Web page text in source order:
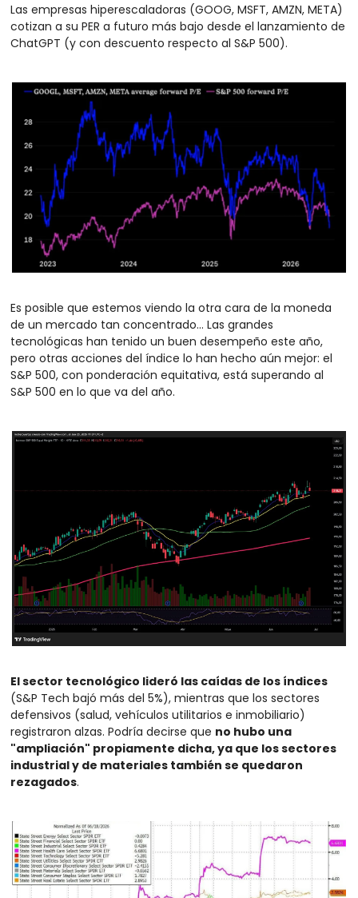
Las empresas hiperescaladoras (GOOG, MSFT, AMZN, META)
cotizan a su PER a futuro más bajo desde el lanzamiento de
ChatGPT (y con descuento respecto al S&P 500).
Es posible que estemos viendo la otra cara de la moneda
de un mercado tan concentrado... Las grandes
tecnológicas han tenido un buen desempeño este año,
pero otras acciones del índice lo han hecho aún mejor: el
S&P 500, con ponderación equitativa, está superando al
S&P 500 en lo que va del año.
El sector tecnológico lideró las caídas de los índices
(S&P Tech bajó más del 5%), mientras que los sectores
defensivos (salud, vehículos utilitarios e inmobiliario)
registraron alzas. Podría decirse que no hubo una
"ampliación" propiamente dicha, ya que los sectores
industrial y de materiales también se quedaron
rezagados.